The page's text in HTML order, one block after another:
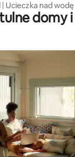
Ucieczka nad wodę
domy